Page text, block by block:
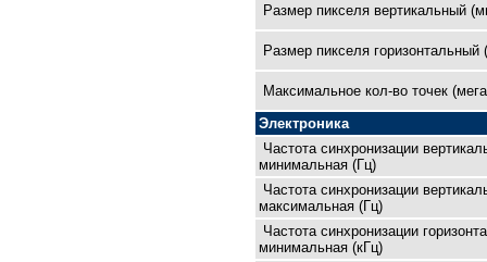
Размер пикселя вертикальный
Размер пикселя горизонтальный
Максимальное кол-во точек
Электроника
Частота синхронизации
минимальная (Гц)
Частота синхронизации
максимальная (Гц)
Частота синхронизации
минимальная (кГц)